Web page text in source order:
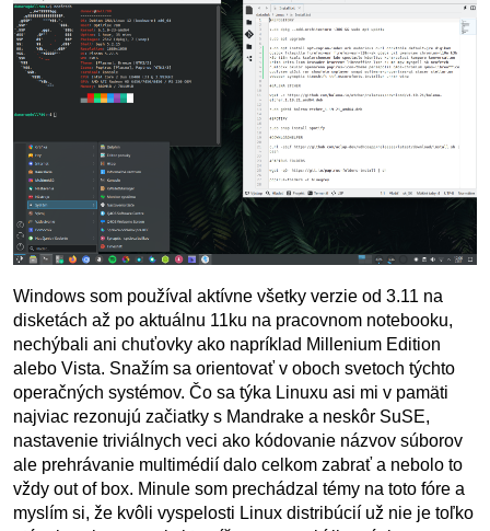
Windows som používal aktívne všetky verzie od 3.11 na
disketách až po aktuálnu 11ku na pracovnom notebooku,
nechýbali ani chuťovky ako napríklad Millenium Edition
alebo Vista. Snažím sa orientovať v oboch svetoch týchto
operačných systémov. Čo sa týka Linuxu asi mi v pamäti
najviac rezonujú začiatky s Mandrake a neskôr SuSE,
nastavenie triviálnych veci ako kódovanie názvov súborov
ale prehrávanie multimédií dalo celkom zabrať a nebolo to
vždy out of box. Minule som prechádzal témy na toto fóre a
myslím si, že kvôli vyspelosti Linux distribúcií už nie je toľko